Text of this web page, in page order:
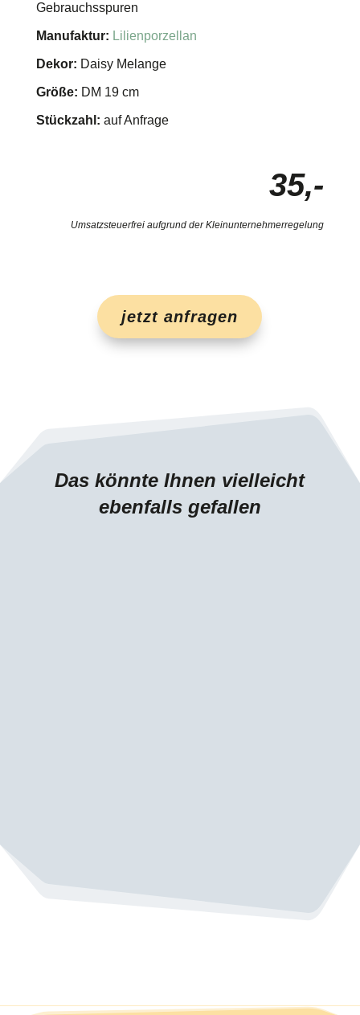
Gebrauchsspuren
Manufaktur: Lilienporzellan
Dekor: Daisy Melange
Größe: DM 19 cm
Stückzahl: auf Anfrage
35,-
Umsatzsteuerfrei aufgrund der Kleinunternehmerregelung
jetzt anfragen
Das könnte Ihnen vielleicht
ebenfalls gefallen